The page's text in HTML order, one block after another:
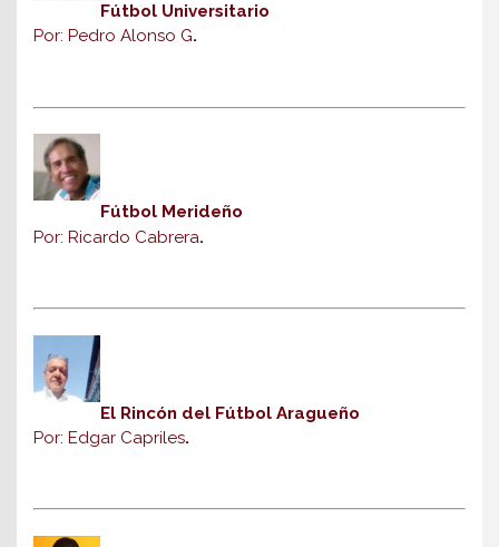
Fútbol Universitario
Por: Pedro Alonso G.
Fútbol Merideño
Por: Ricardo Cabrera.
El Rincón del Fútbol Aragueño
Por: Edgar Capriles.